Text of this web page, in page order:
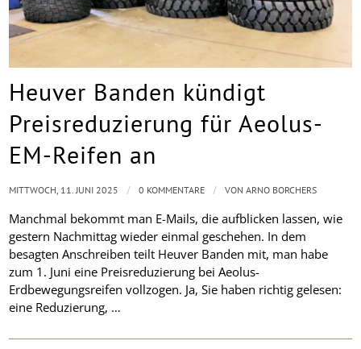
Heuver Banden kündigt
Preisreduzierung für Aeolus-
EM-Reifen an
Manchmal bekommt man E-Mails, die aufblicken lassen, wie
gestern Nachmittag wieder einmal geschehen. In dem
besagten Anschreiben teilt Heuver Banden mit, man habe
zum 1. Juni eine Preisreduzierung bei Aeolus-
Erdbewegungsreifen vollzogen. Ja, Sie haben richtig gelesen:
eine Reduzierung, …
MITTWOCH, 11. JUNI 2025 / 0 KOMMENTARE / VONARNO BORCHERS